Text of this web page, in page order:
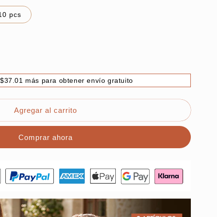
pcs
más para obtener envío gratuito
Agregar al carrito
Comprar ahora